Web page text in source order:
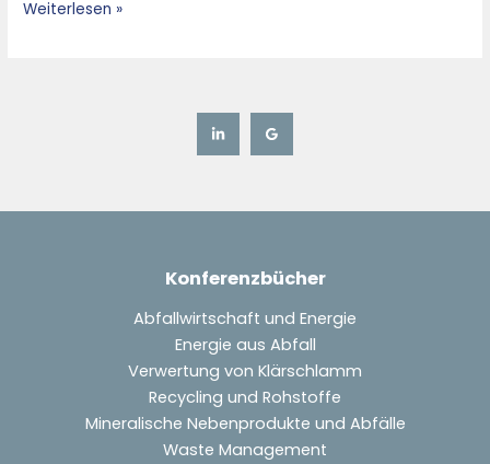
Weiterlesen »
Konferenzbücher
Abfallwirtschaft und Energie
Energie aus Abfall
Verwertung von Klärschlamm
Recycling und Rohstoffe
Mineralische Nebenprodukte und Abfälle
Waste Management